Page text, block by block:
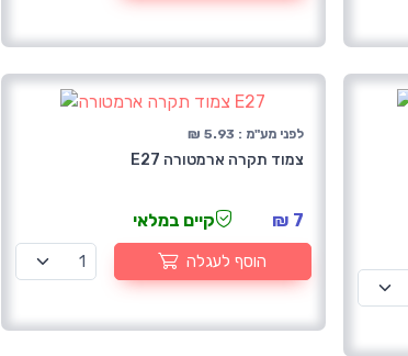
לפני מע"מ : 5.93 ₪
צמוד תקרה ארמטורה E27
7 ₪ קיים במלאי
הוסף לעגלה